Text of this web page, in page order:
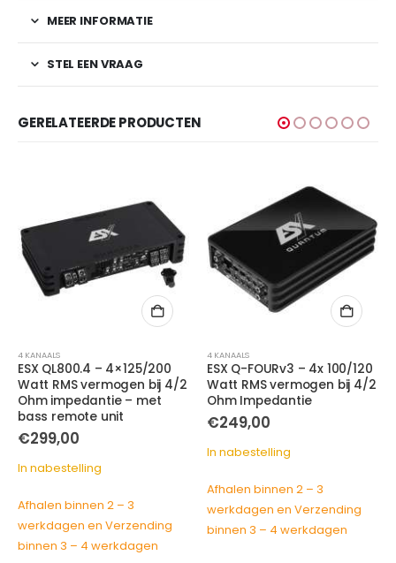
MEER INFORMATIE
STEL EEN VRAAG
GERELATEERDE PRODUCTEN
4 KANAALS
ESX QL800.4 – 4×125/200
Watt RMS vermogen bij 4/2
Ohm impedantie – met
bass remote unit
€299,00
In nabestelling
Afhalen binnen 2 – 3
werkdagen en Verzending
binnen 3 – 4 werkdagen
4 KANAALS
ESX Q-FOURv3 – 4x 100/120
Watt RMS vermogen bij 4/2
Ohm Impedantie
€249,00
In nabestelling
Afhalen binnen 2 – 3
werkdagen en Verzending
binnen 3 – 4 werkdagen